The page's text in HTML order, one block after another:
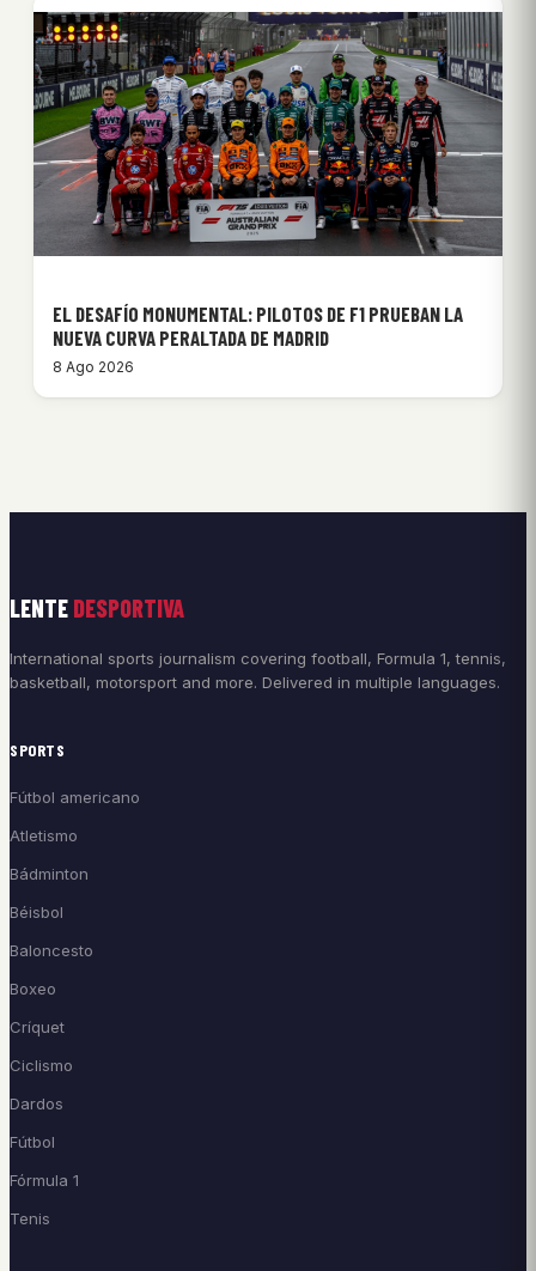
EL DESAFÍO MONUMENTAL: PILOTOS DE F1 PRUEBAN LA
NUEVA CURVA PERALTADA DE MADRID
8 Ago 2026
LENTE DESPORTIVA
International sports journalism covering football, Formula 1, tennis,
basketball, motorsport and more. Delivered in multiple languages.
SPORTS
Fútbol americano
Atletismo
Bádminton
Béisbol
Baloncesto
Boxeo
Críquet
Ciclismo
Dardos
Fútbol
Fórmula 1
Tenis